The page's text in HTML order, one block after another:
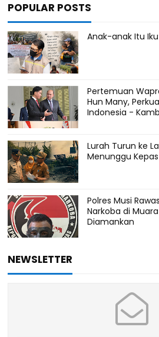
POPULAR POSTS
Anak-anak Itu
Pertemuan
Hun Many,
Indonesia -
Lurah Turun ke
Menunggu
Polres Musi
Narkoba di
Diamankan
NEWSLETTER